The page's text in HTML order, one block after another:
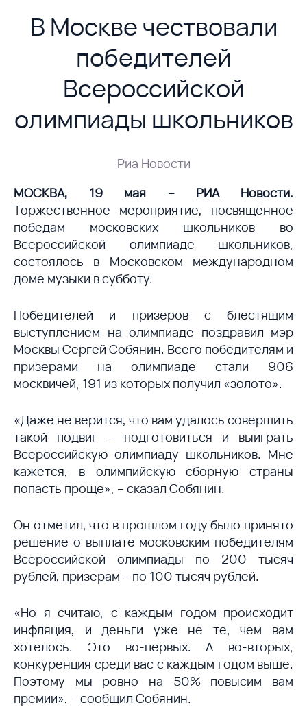
В Москве чествовали
победителей
Всероссийской
олимпиады школьников
Риа Новости
МОСКВА, 19 мая – РИА Новости.
Торжественное мероприятие, посвящённое
победам московских школьников во
Всероссийской олимпиаде школьников,
состоялось в Московском международном
доме музыки в субботу.
Победителей и призеров с блестящим
выступлением на олимпиаде поздравил мэр
Москвы Сергей Собянин. Всего победителям и
призерами на олимпиаде стали 906
москвичей, 191 из которых получил «золото».
«Даже не верится, что вам удалось совершить
такой подвиг – подготовиться и выиграть
Всероссийскую олимпиаду школьников. Мне
кажется, в олимпийскую сборную страны
попасть проще», – сказал Собянин.
Он отметил, что в прошлом году было принято
решение о выплате московским победителям
Всероссийской олимпиады по 200 тысяч
рублей, призерам – по 100 тысяч рублей.
«Но я считаю, с каждым годом происходит
инфляция, и деньги уже не те, чем вам
хотелось. Это во-первых. А во-вторых,
конкуренция среди вас с каждым годом выше.
Поэтому мы ровно на 50% повысим вам
премии», – сообщил Собянин.